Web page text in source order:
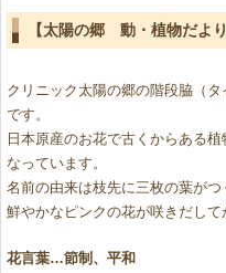
【太陽の郷 動・植物だよ
クリニック太陽の郷の階段脇（
です。
日本原産のお花で古くからある
なっています。
名前の由来は枝先に三枚の葉がつ
鮮やかなピンクの花が咲きだして
花言葉…節制、平和